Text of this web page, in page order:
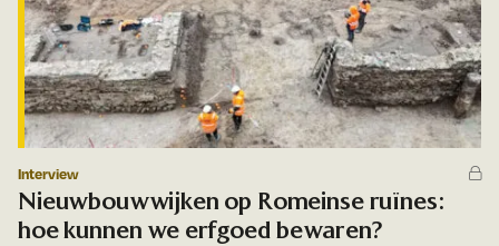
Zoek
Interview
Nieuwbouwwijken op Romeinse ruïnes:
hoe kunnen we erfgoed bewaren?